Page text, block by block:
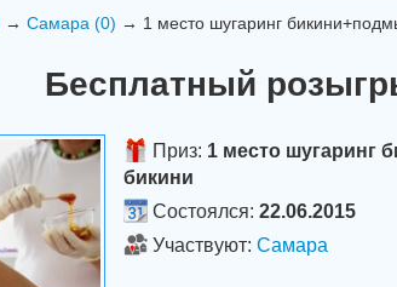
→ Самара (0) → 1 место шугаринг
Бесплатный
Приз: 1 место шугаринг
бикини
Состоялся: 22.06.2015
Участвуют: Самара